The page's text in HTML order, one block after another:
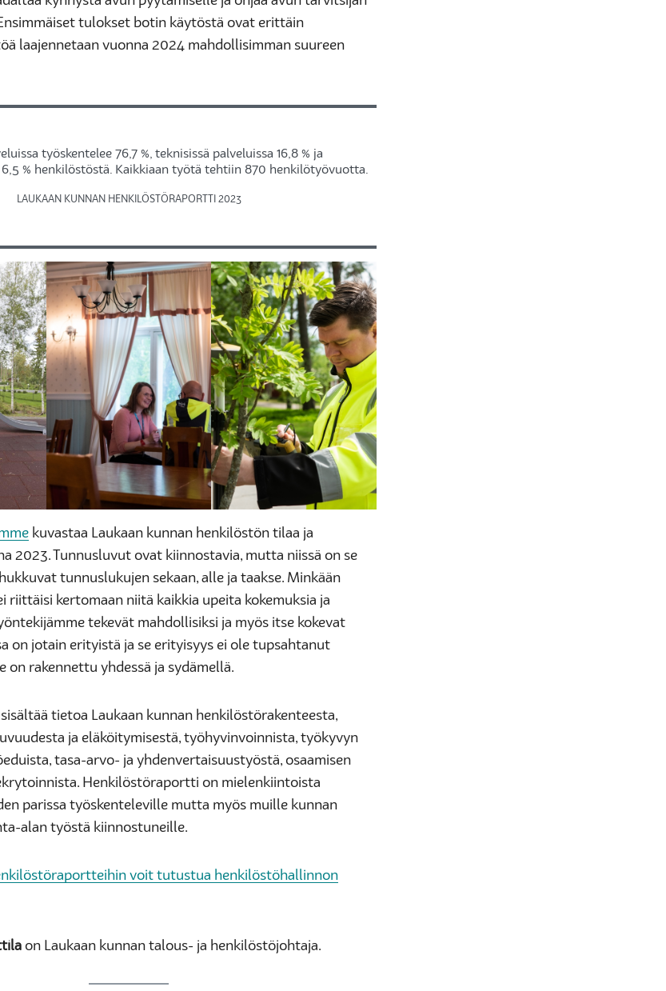
tulokset botin käytöstä ovat erittäin
laajennetaan vuonna 2024 mahdollisimman suureen
työskentelee 76,7 %, teknisissä palveluissa 16,8 % ja
% henkilöstöstä. Kaikkiaan työtä tehtiin 870 henkilötyövuotta.
LAUKAAN KUNNAN HENKILÖSTÖRAPORTTI 2023
kuvastaa Laukaan kunnan henkilöstön tilaa ja
2023. Tunnusluvut ovat kiinnostavia, mutta niissä on se
tunnuslukujen sekaan, alle ja taakse. Minkään
riittäisi kertomaan niitä kaikkia upeita kokemuksia ja
tekevät mahdollisiksi ja myös itse kokevat
on jotain erityistä ja se erityisyys ei ole tupsahtanut
on rakennettu yhdessä ja sydämellä.
tietoa Laukaan kunnan henkilöstörakenteesta,
ja eläköitymisestä, työhyvinvoinnista, työkyvyn
tasa-arvo- ja yhdenvertaisuustyöstä, osaamisen
Henkilöstöraportti on mielenkiintoista
parissa työskenteleville mutta myös muille kunnan
alan työstä kiinnostuneille.
voit tutustua henkilöstöhallinnon
on Laukaan kunnan talous- ja henkilöstöjohtaja.